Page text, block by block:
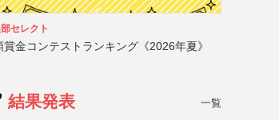
セレクト
賞金コンテストランキング《2026年夏》
結果発表 一覧